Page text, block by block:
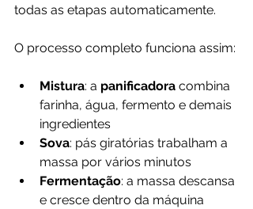
todas as etapas automaticamente.
O processo completo funciona assim:
Mistura: a panificadora combina
farinha, água, fermento e demais
ingredientes
Sova: pás giratórias trabalham a
massa por vários minutos
Fermentação: a massa descansa
e cresce dentro da máquina